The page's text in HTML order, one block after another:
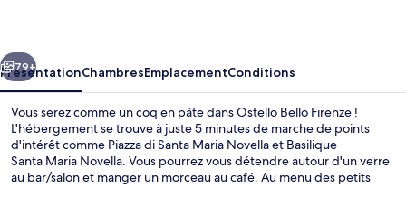
Suivant
79+
PrésentationChambresEmplacementConditions
Vous serez comme un coq en pâte dans Ostello Bello Firenze !
L'hébergement se trouve à juste 5 minutes de marche de points
d'intérêt comme Piazza di Santa Maria Novella et Basilique
Santa Maria Novella. Vous pourrez vous détendre autour d'un verre
au bar/salon et manger un morceau au café. Au menu des petits